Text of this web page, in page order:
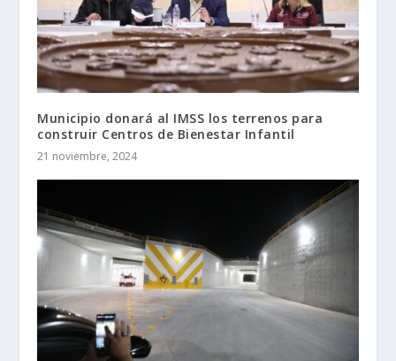
Municipio donará al IMSS los terrenos para
construir Centros de Bienestar Infantil
21 noviembre, 2024